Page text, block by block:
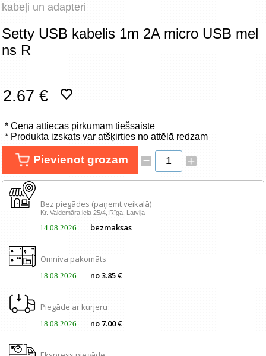
Renewd tehnika, Outlet
kabeļi un adapteri
Setty USB kabelis 1m 2A micro USB mel
ns R
2.67 €
* Cena attiecas pirkumam tiešsaistē
* Produkta izskats var atšķirties no attēlā redzam
Pievienot grozam – +
Bez piegādes (paņemt veikalā)
Kr. Valdemāra iela 25/4, Rīga, Latvija
14.08.2026 bezmaksas
Omniva pakomāts
18.08.2026 no 3.85 €
Piegāde ar kurjeru
18.08.2026 no 7.00 €